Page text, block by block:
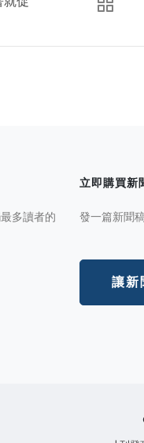
多讀者的
立即購買新
發一篇新聞
讓新